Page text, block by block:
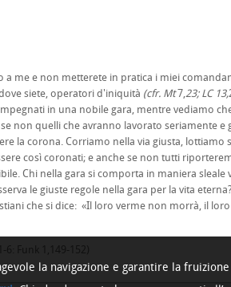
a me e non metterete in pratica i miei
siete, operatori d'iniquità (cfr. Mt7,23; LC 13,
in una nobile gara, mentre vediamo
non quelli che avranno lavorato seriamente e
la corona. Corriamo nella via giusta, lottiamo
così coronati; e anche se non tutti
Chi nella gara si comporta in maniera sleale
le giuste regole nella gara per la vita
che si dice: «Il loro verme non morrà, il
la navigazione e garantire la